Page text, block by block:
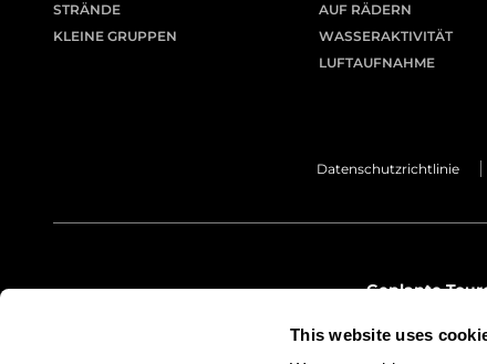
This website uses
STRÄNDE
KLEINE GRUPPEN
AUF RÄDERN
WASSERAKTIVITÄT
LUFTAUFNAHME
Datenschutzrichtlinie
Geplante